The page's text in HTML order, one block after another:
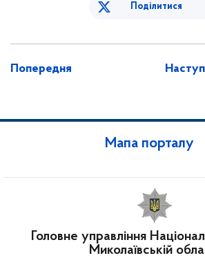
Поділитися
Попередня
Мапа порталу
Головне управління
Миколаївській